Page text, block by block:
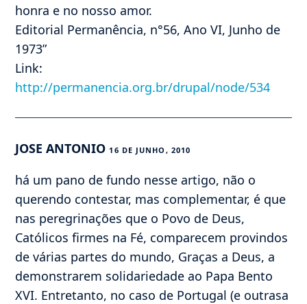
honra e no nosso amor.
Editorial Permanência, n°56, Ano VI, Junho de
1973”
Link:
http://permanencia.org.br/drupal/node/534
JOSE ANTONIO16 DE JUNHO, 2010
há um pano de fundo nesse artigo, não o
querendo contestar, mas complementar, é que
nas peregrinações que o Povo de Deus,
Católicos firmes na Fé, comparecem provindos
de várias partes do mundo, Graças a Deus, a
demonstrarem solidariedade ao Papa Bento
XVI. Entretanto, no caso de Portugal (e outrasa